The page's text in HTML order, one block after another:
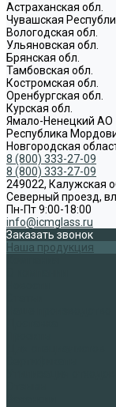
Астраханская обл.
Чувашская
Вологодская обл.
Ульяновская обл.
Брянская обл.
Тамбовская обл.
Костромская обл.
Оренбургская обл.
Курская обл.
Ямало-Ненецкий АО
Республика
Новгородская
8 (800) 333-27-09
8 (800) 333-27-09
249022, Калужская
Северный проезд,
Пн-Пт 9:00-18:00
info@icmglass.ru
Заказать звонок
Наша продукция